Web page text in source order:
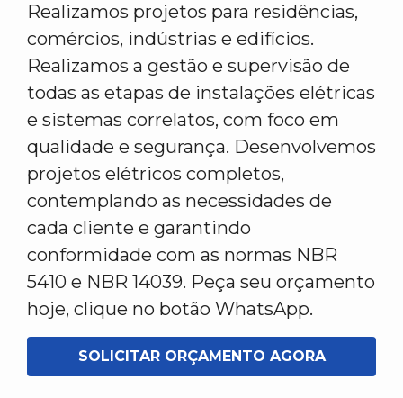
Realizamos projetos para residências,
comércios, indústrias e edifícios.
Realizamos a gestão e supervisão de
todas as etapas de instalações elétricas
e sistemas correlatos, com foco em
qualidade e segurança. Desenvolvemos
projetos elétricos completos,
contemplando as necessidades de
cada cliente e garantindo
conformidade com as normas NBR
5410 e NBR 14039. Peça seu orçamento
hoje, clique no botão WhatsApp.
SOLICITAR ORÇAMENTO AGORA